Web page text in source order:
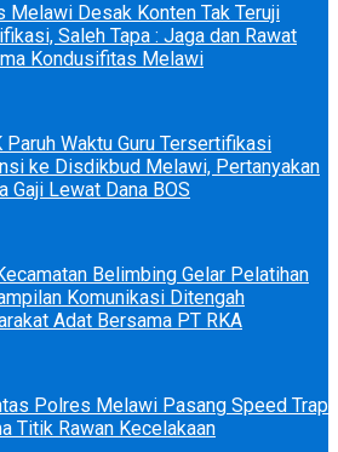
Melawi Desak Konten Tak Teruji
Saleh Tapa : Jaga dan Rawat
Kondusifitas Melawi
Paruh Waktu Guru Tersertifikasi
ke Disdikbud Melawi, Pertanyakan
Gaji Lewat Dana BOS
Belimbing Gelar Pelatihan
Komunikasi Ditengah
Adat Bersama PT RKA
Polres Melawi Pasang Speed Trap
Titik Rawan Kecelakaan